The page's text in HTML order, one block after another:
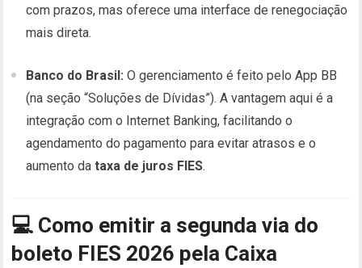
com prazos, mas oferece uma interface de renegociação
mais direta.
Banco do Brasil: O gerenciamento é feito pelo App BB
(na seção “Soluções de Dívidas”). A vantagem aqui é a
integração com o Internet Banking, facilitando o
agendamento do pagamento para evitar atrasos e o
aumento dataxa de juros FIES.
💻 Como emitir a segunda via do
boleto FIES 2026 pela Caixa